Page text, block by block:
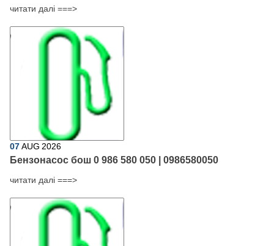
читати далі ===>
07AUG 2026
Бензонасос бош 0 986 580 050 | 0986580050
читати далі ===>